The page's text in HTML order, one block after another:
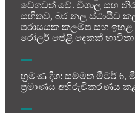
වේගවත් වේ. විශාල සහ
සහිතව, බර නල ස්ථායීව
පරාසයක කලම්ප සහ ඉහළ
රෝලර් පේළි දෙකක්
භ්‍රමණ දිග: සම්මත මීටර් 6,
ප්‍රමාණය අභිරුචිකරණය